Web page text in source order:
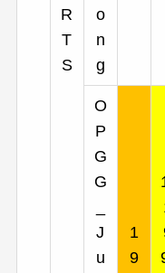
R
T
S
o
n
g
O
P
G
G
J
u
1
9